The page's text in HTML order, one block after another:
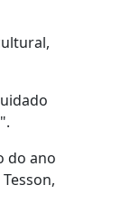
do ano